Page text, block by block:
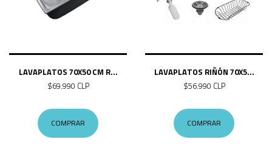
LAVAPLATOS 70X50 CM R...
$69.990 CLP
COMPRAR
LAVAPLATOS RIÑÓN 70X5...
$56.990 CLP
COMPRAR